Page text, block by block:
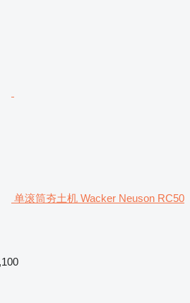
单滚筒夯土机 Wacker Neuson RC50